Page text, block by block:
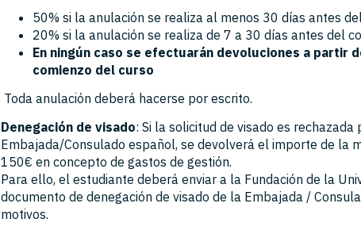
50% si la anulación se realiza al menos 30 días antes
20% si la anulación se realiza de 7 a 30 días antes del
En ningún caso se efectuarán devoluciones a partir
comienzo del curso
Toda anulación deberá hacerse por escrito.
Denegación de visado: Si la solicitud de visado es rechazada
Embajada/Consulado español, se devolverá el importe de la
150€ en concepto de gastos de gestión.
Para ello, el estudiante deberá enviar a la Fundación de la
documento de denegación de visado de la Embajada /
motivos.